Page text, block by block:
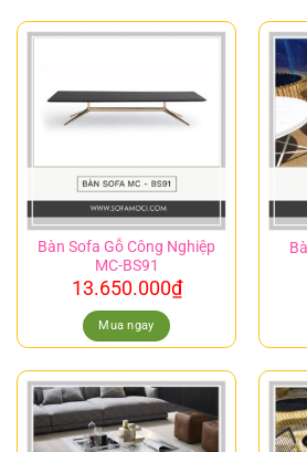
Bàn Sofa Gỗ Công Nghiệp
MC-BS91
13.650.000₫
Mua ngay